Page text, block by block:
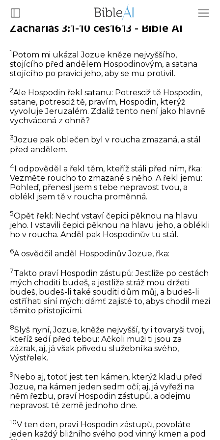
Zachariáš 3:1-10 ces1613 - Bible AI
1Potom mi ukázal Jozue kněze nejvyššího,
stojícího před andělem Hospodinovým, a satana
stojícího po pravici jeho, aby se mu protivil.
2Ale Hospodin řekl satanu: Potresciž tě Hospodin,
satane, potresciž tě, pravím, Hospodin, kterýž
vyvoluje Jeruzalém. Zdaliž tento není jako hlavně
vychvácená z ohně?
3Jozue pak oblečen byl v roucha zmazaná, a stál
před andělem.
4I odpověděl a řekl těm, kteříž stáli před ním, řka:
Vezměte roucho to zmazané s něho. A řekl jemu:
Pohleď, přenesl jsem s tebe nepravost tvou, a
oblékl jsem tě v roucha proměnná.
5Opět řekl: Nechť vstaví čepici pěknou na hlavu
jeho. I vstavili čepici pěknou na hlavu jeho, a oblékli
ho v roucha. Anděl pak Hospodinův tu stál.
6A osvědčil anděl Hospodinův Jozue, řka:
7Takto praví Hospodin zástupů: Jestliže po cestách
mých choditi budeš, a jestliže stráž mou držeti
budeš, budeš-li také souditi dům můj, a budeš-li
ostříhati síní mých: dámť zajisté to, abys chodil mezi
těmito přístojícími.
8Slyš nyní, Jozue, kněže nejvyšší, ty i tovaryši tvoji,
kteříž sedí před tebou: Ačkoli muži ti jsou za
zázrak, aj, já však přivedu služebníka svého,
Výstřelek.
9 Nebo aj, totoť jest ten kámen, kterýž kladu před
Jozue, na kámen jeden sedm očí; aj, já vyřeži na
něm řezbu, praví Hospodin zástupů, a odejmu
nepravost té země jednoho dne.
10V ten den, praví Hospodin zástupů, povoláte
jeden každý bližního svého pod vinný kmen a pod